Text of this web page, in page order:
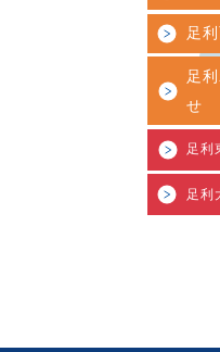
足
足
せ
足利
足利